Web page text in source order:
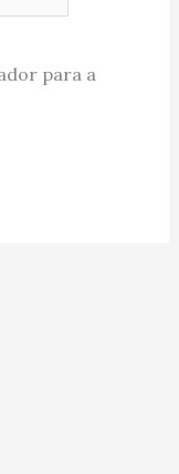
para a